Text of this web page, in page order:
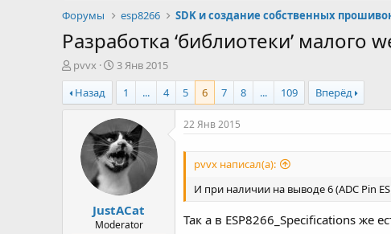
Форумы esp8266 SDK и создание собственных
Разработка ‘библиотеки’ малого
А
в
т
о
м
pvvx
Д
а
а
н
а
ч
а
л
а
3 Янв 2015
Назад
1 ... 4 5 6 7 8 ... 109 Вперёд
JustACat
Moderator
22 Янв 2015
pvvx написал(а):
И при наличии на выводе 6 (ADC Pin
Так а в ESP8266_Specifications же